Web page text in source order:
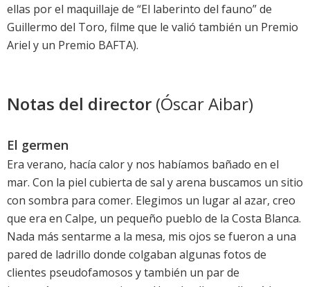
ellas por el maquillaje de “El laberinto del fauno” de
Guillermo del Toro, filme que le valió también un Premio
Ariel y un Premio BAFTA).
Notas del director (Óscar Aibar)
El germen
Era verano, hacía calor y nos habíamos bañado en el
mar. Con la piel cubierta de sal y arena buscamos un sitio
con sombra para comer. Elegimos un lugar al azar, creo
que era en Calpe, un pequeño pueblo de la Costa Blanca.
Nada más sentarme a la mesa, mis ojos se fueron a una
pared de ladrillo donde colgaban algunas fotos de
clientes pseudofamosos y también un par de